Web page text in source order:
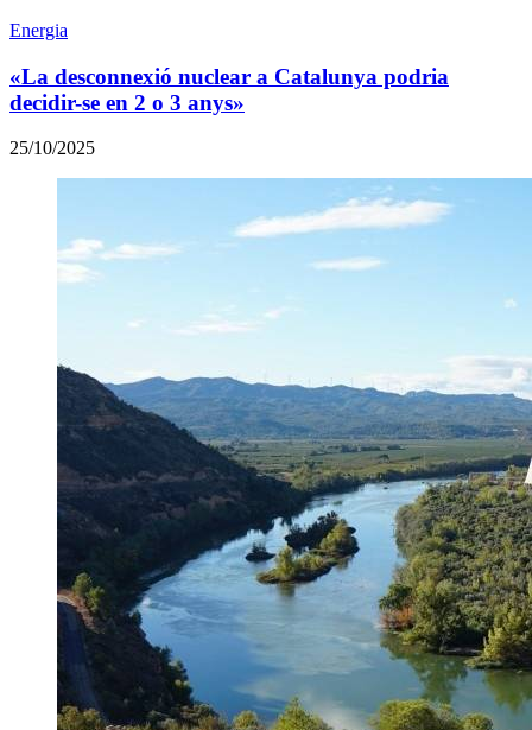
Energia
«La desconnexió nuclear a Catalunya podria
decidir-se en 2 o 3 anys»
25/10/2025